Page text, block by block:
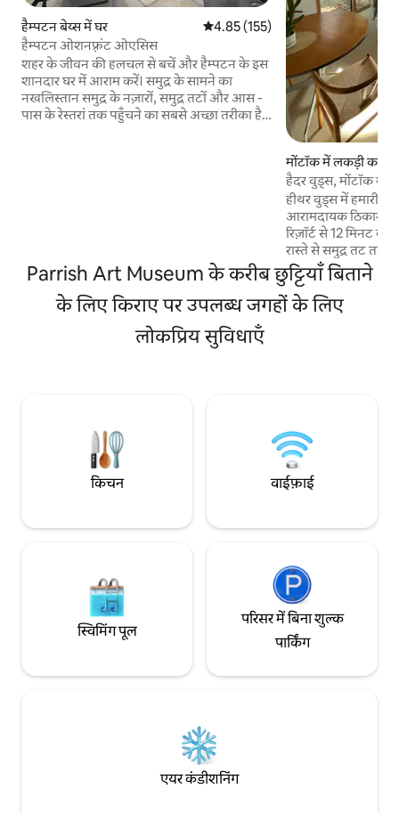
हैम्पटन बेय्स में घर औसत रेटिंग 5 में से 4.85, 155 समीक्षाएँ
4.85 (155)
हैम्पटन ओशनफ़्रंट ओएसिस
शहर के जीवन की हलचल से बचें और हैम्पटन के इस
शानदार घर में आराम करें। समुद्र के सामने का
नखलिस्तान समुद्र के नज़ारों, समुद्र तटों और आस -
पास के रेस्तरां तक पहुँचने का सबसे अच्छा तरीका है।
मोंटॉक में लकड़ी का
हैदर वुड्स, मोंटॉक में
हीथर वुड्स में हमारी
आरामदायक ठिकाना
रिज़ॉर्ट से 12 मिनट
रास्ते से समुद्र तट तक
और रेस्तरां और
6 मिनट की ड्राइव
एडवेंचर करने वाले
निजी और घर जैसा
Parrish Art Museum के करीब छुट्टियाँ बिताने
के लिए किराए पर उपलब्ध जगहों के लिए
लोकप्रिय सुविधाएँ
किचन वाईफ़ाई
स्विमिंग पूल
परिसर में बिना शुल्क
पार्किंग
एयर कंडीशनिंग